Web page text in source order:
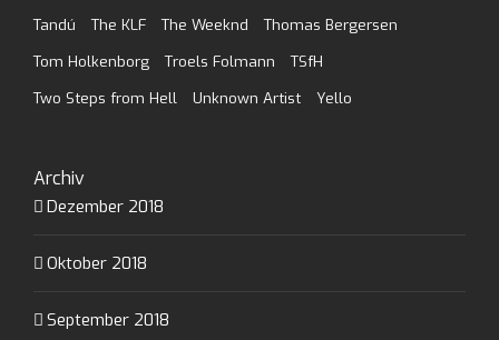
Tandú
The KLF The Weeknd
Thomas Bergersen
Tom Holkenborg
Troels Folmann
TSfH
Two Steps from Hell
Unknown Artist Yello
Archiv
Dezember 2018
Oktober 2018
September 2018